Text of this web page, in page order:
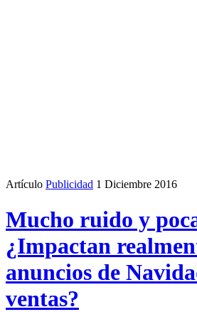
Artículo Publicidad 1 Diciembre 2016
Mucho ruido y
¿Impactan
anuncios de
ventas?